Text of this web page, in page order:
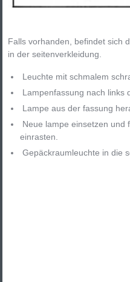
Falls vorhanden, befindet sich
in der seitenverkleidung.
Leuchte mit schmalem
Lampenfassung nach links
Lampe aus der fassung
Neue lampe einsetzen und
einrasten.
Gepäckraumleuchte in die